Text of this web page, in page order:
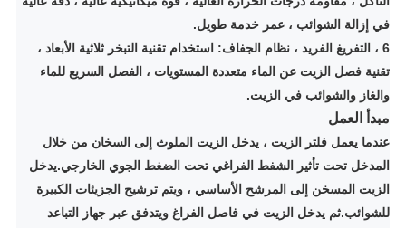
في إزالة الشوائب ، عمر خدمة طويل.
6 ، التفريغ الفريد ، نظام الجفاف: استخدام تقنية التبخر ثلاثية الأبعاد ،
تقنية فصل الزيت عن الماء متعددة المستويات ، الفصل السريع للماء
والغاز والشوائب في الزيت.
مبدأ العمل
عندما يعمل فلتر الزيت ، يدخل الزيت الملوث إلى السخان من خلال
المدخل تحت تأثير الشفط الفراغي تحت الضغط الجوي الخارجي.يدخل
الزيت المسخن إلى المرشح الأساسي ، ويتم ترشيح الجزيئات الكبيرة
للشوائب.ثم يدخل الزيت في فاصل الفراغ ويتدفق عبر جهاز التباعد